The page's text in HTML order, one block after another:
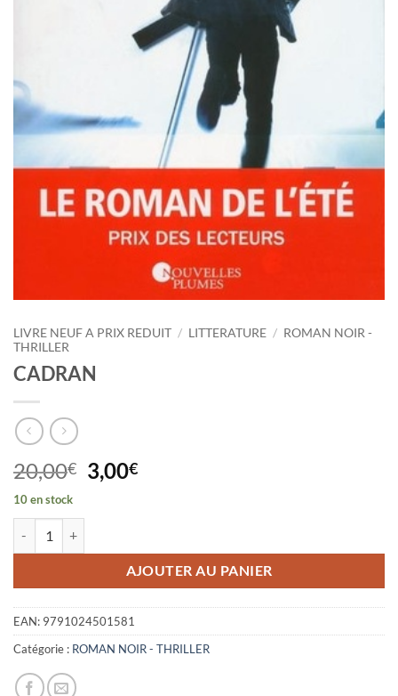
LIVRE NEUF A PRIX REDUIT / LITTERATURE / ROMAN NOIR -
THRILLER
CADRAN
20,00€ Le
prix
20,00€.
3,00€Le
3,00€.
10 en stock
AJOUTER AU PANIER
EAN: 9791024501581
Catégorie : ROMAN NOIR - THRILLER